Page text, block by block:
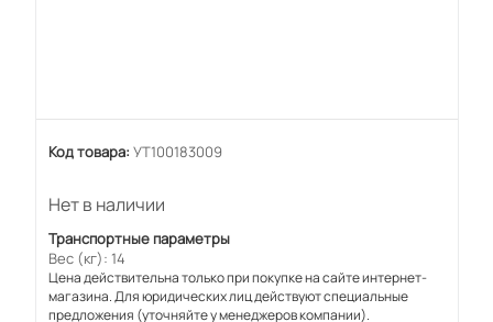
Код товара: УТ100183009
Нет в наличии
Транспортные параметры
Вес (кг): 14
Цена действительна только при покупке на сайте интернет-
магазина. Для юридических лиц действуют специальные
предложения (уточняйте у менеджеров компании).